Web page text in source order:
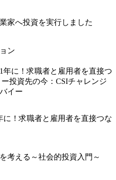
家へ投資を実行しました
ン
に！求職者と雇用者を直接つな